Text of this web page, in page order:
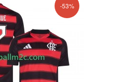
-53%